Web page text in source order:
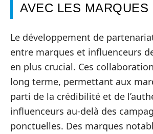
AVEC LES MARQUES
Le développement de
entre marques et influenceurs
en plus crucial. Ces
long terme, permettant aux
parti de la crédibilité et de
influenceurs au-delà des
ponctuelles. Des marques